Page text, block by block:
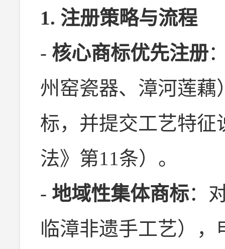
1. 注册策略与流程
- 核心商标优先注册
州窑瓷器、漳河莲藕
标，并提交工艺特征
法》第11条）。
- 地域性集体商标：
临漳非遗手工艺）